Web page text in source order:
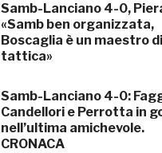
Samb-Lanciano 4-0,
«Samb ben organizzata,
Boscaglia è un maestro di
tattica»
Samb-Lanciano 4-0:
Candellori e Perrotta in
nell’ultima amichevole.
CRONACA